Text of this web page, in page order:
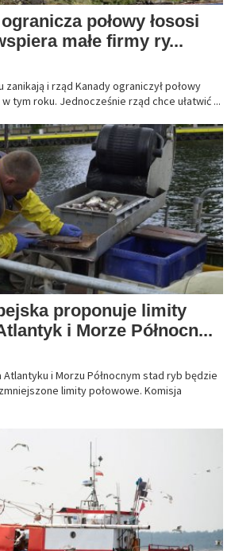
połowy łososi
małe firmy ry...
zanikają i rząd Kanady ograniczył połowy
tym roku. Jednocześnie rząd chce ułatwić ...
proponuje limity
i Morze Północn...
Atlantyku i Morzu Północnym stad ryb będzie
limity połowowe. Komisja